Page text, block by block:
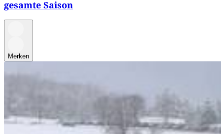
gesamte Saison
Merken